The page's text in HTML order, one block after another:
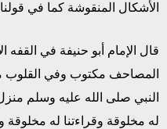
الأشكال المنقوشة كما في
قال الإمام أبو حنيفة في القفه
المصاحف مكتوب وفي
النبي صلى الله عليه وسلم
له مخلوقة وقراءتنا له مخلوقة